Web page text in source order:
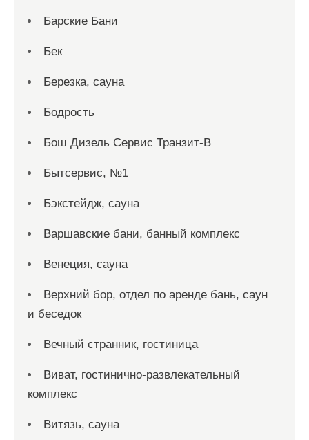
Барские Бани
Бек
Березка, сауна
Бодрость
Бош Дизель Сервис Транзит-В
Бытсервис, №1
Бэкстейдж, сауна
Варшавские бани, банный комплекс
Венеция, сауна
Верхний бор, отдел по аренде бань, саун
и беседок
Вечный странник, гостиница
Виват, гостинично-развлекательный
комплекс
Витязь, сауна